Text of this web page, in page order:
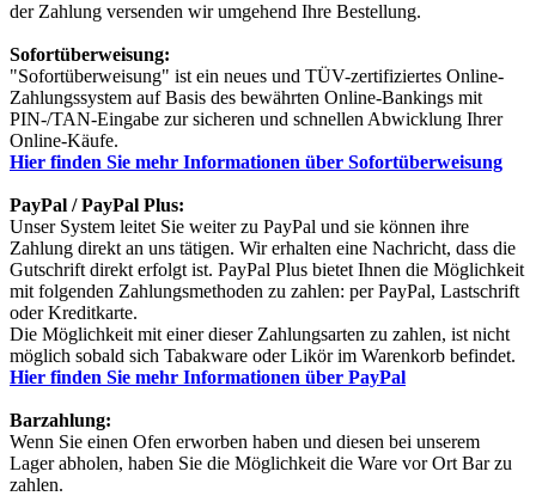
der Zahlung versenden wir umgehend Ihre Bestellung.
Sofortüberweisung:
"Sofortüberweisung" ist ein neues und TÜV-zertifiziertes Online-
Zahlungssystem auf Basis des bewährten Online-Bankings mit
PIN-/TAN-Eingabe zur sicheren und schnellen Abwicklung Ihrer
Online-Käufe.
Hier finden Sie mehr Informationen über Sofortüberweisung
PayPal / PayPal Plus:
Unser System leitet Sie weiter zu PayPal und sie können ihre
Zahlung direkt an uns tätigen. Wir erhalten eine Nachricht, dass die
Gutschrift direkt erfolgt ist. PayPal Plus bietet Ihnen die Möglichkeit
mit folgenden Zahlungsmethoden zu zahlen: per PayPal, Lastschrift
oder Kreditkarte.
Die Möglichkeit mit einer dieser Zahlungsarten zu zahlen, ist nicht
möglich sobald sich Tabakware oder Likör im Warenkorb befindet.
Hier finden Sie mehr Informationen über PayPal
Barzahlung:
Wenn Sie einen Ofen erworben haben und diesen bei unserem
Lager abholen, haben Sie die Möglichkeit die Ware vor Ort Bar zu
zahlen.